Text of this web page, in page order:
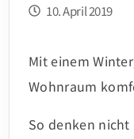
10. April 2019
Mit einem
Wohnraum
So denken